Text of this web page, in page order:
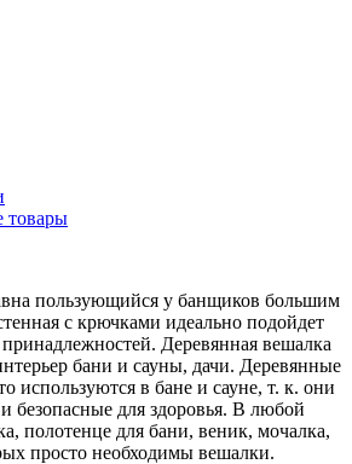
товары
пользующийся у банщиков большим
с крючками идеально подойдет
Деревянная вешалка
бани и сауны, дачи. Деревянные
используются в бане и сауне, т. к. они
безопасные для здоровья. В любой
полотенце для бани, веник, мочалка,
просто необходимы вешалки.